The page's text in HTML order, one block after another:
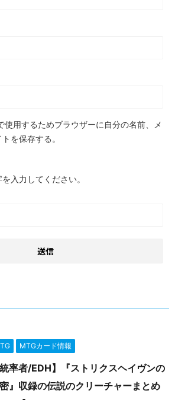
使用するためブラウザーに自分の名前、メ
を保存する。
入力してください。
MTGカード情報
統率者/EDH】『ストリクスヘイヴンの
』収録の伝説のクリーチャーまとめ